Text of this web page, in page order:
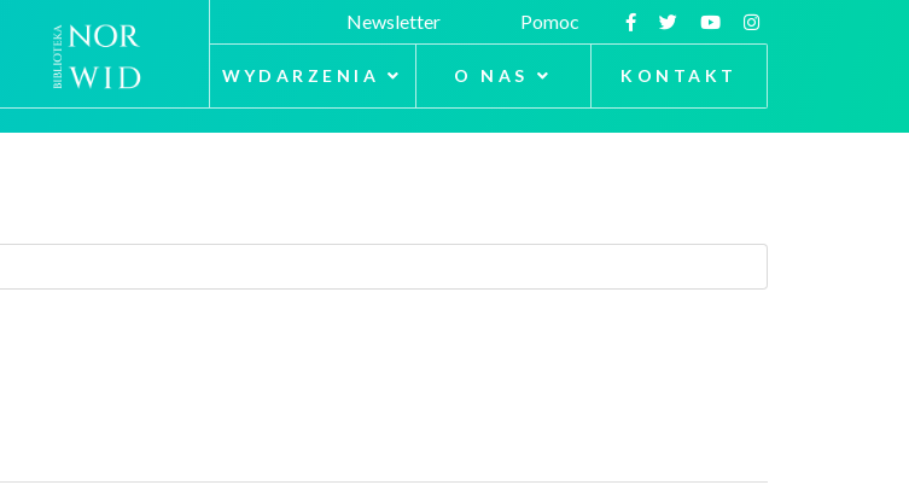
Newsletter Pomoc
WYDARZENIA O NAS KONTAKT